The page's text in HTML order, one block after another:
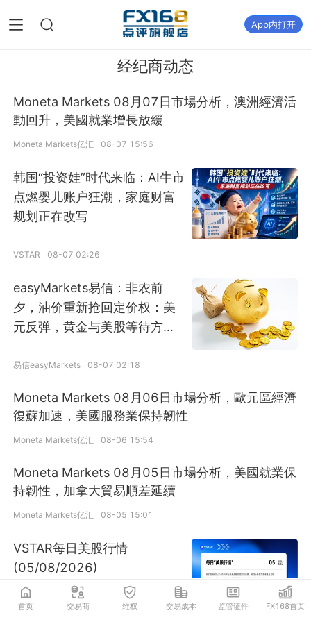
App内打开
经纪商动态
Moneta Markets 08月07日市場分析，澳洲經濟活
動回升，美國就業增長放緩
Moneta Markets亿汇 08-07 15:56
韩国“投资娃”时代来临：AI牛市
点燃婴儿账户狂潮，家庭财富
规划正在改写
VSTAR 08-07 02:26
easyMarkets易信：非农前
夕，油价重新抢回定价权：美
元反弹，黄金与美股等待方向
易信easyMarkets 08-07 02:18
Moneta Markets 08月06日市場分析，歐元區經濟
復蘇加速，美國服務業保持韌性
Moneta Markets亿汇 08-06 15:54
Moneta Markets 08月05日市場分析，美國就業保
持韌性，加拿大貿易順差延續
Moneta Markets亿汇 08-05 15:01
VSTAR每日美股行情
(05/08/2026)
首页 交易商 维权 交易成本 监管证件 FX168首页